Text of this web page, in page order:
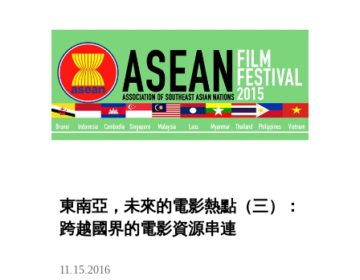
東南亞，未來的電影熱點（三）：
跨越國界的電影資源串連
11.15.2016